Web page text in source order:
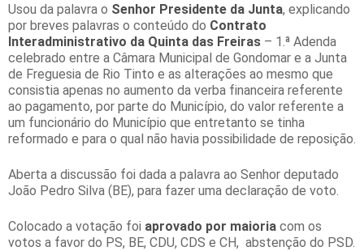
Usou da palavra o Senhor Presidente da Junta, explicando
por breves palavras o conteúdo do Contrato
Interadministrativo da Quinta das Freiras – 1.ª Adenda
celebrado entre a Câmara Municipal de Gondomar e a Junta
de Freguesia de Rio Tinto e as alterações ao mesmo que
consistia apenas no aumento da verba financeira referente
ao pagamento, por parte do Município, do valor referente a
um funcionário do Município que entretanto se tinha
reformado e para o qual não havia possibilidade de reposição.
Aberta a discussão foi dada a palavra ao Senhor deputado
João Pedro Silva (BE), para fazer uma declaração de voto.
Colocado a votação foi aprovado por maioria com os
votos a favor do PS, BE, CDU, CDS e CH, abstenção do PSD.